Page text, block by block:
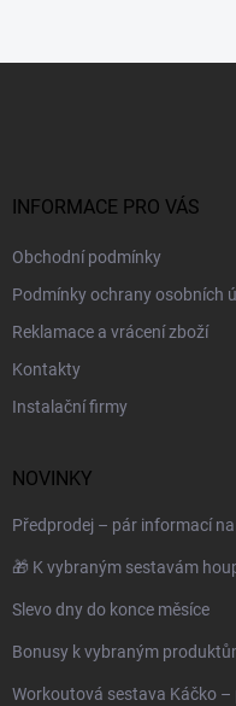
INFORMACE PRO VÁS
Obchodní podmínky
Podmínky ochrany osobních
Reklamace a vrácení zboží
Kontakty
Instalační firmy
NOVINKY
Předprodej – pár informací
🎁 K vybraným sestavám
Slevo dny do konce měsíce
Bonusy k vybraným
Workoutová sestava Káčko –